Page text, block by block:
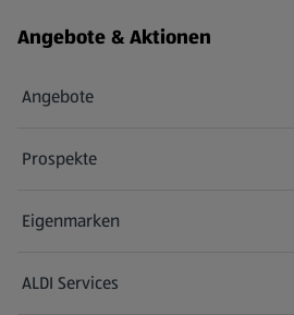
Fußzeilenmenü - weitere Links
Angebote & Aktionen
Angebote
Prospekte
Eigenmarken
ALDI Services